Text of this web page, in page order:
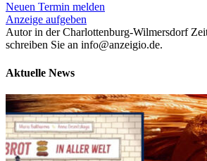
Neuen Termin melden
Anzeige aufgeben
Autor in der Charlottenburg-Wilmersdorf
schreiben Sie an info@anzeigio.de.
Aktuelle News